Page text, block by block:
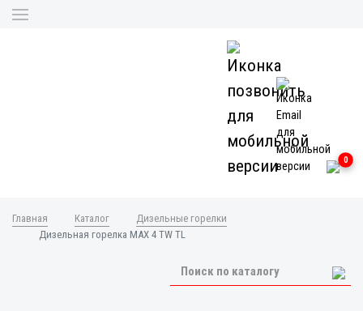
0
Главная Каталог
Дизельные горелки
Дизельная горелка MAX 4 TW TL